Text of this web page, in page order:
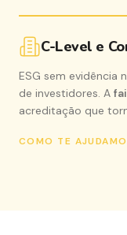
C-Level e
ESG sem evidência
de investidores. A
acreditação que
COMO TE